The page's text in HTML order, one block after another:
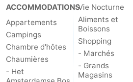
ACCOMMODATIONS
Appartements
Campings
Chambre d'hôtes
Chaumières
- Het
Vie Nocturne
Aliments et
Boissons
Shopping
- Marchés
- Grands
Magasins